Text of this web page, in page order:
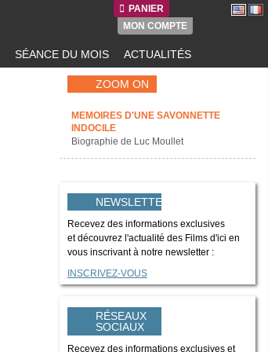
PANIER
MON COMPTE
SÉANCE DU MOIS ACTUALITÉS
ZOOM ON
MEMOIRES D'UNE SAVONNETTE
INDOCILE
Biographie de Luc Moullet
NEWSLETTER
Recevez des informations exclusives
et découvrez l'actualité des Films d'ici en
vous inscrivant à notre newsletter :
INSCRIVEZ-VOUS
RÉSEAUX
SOCIAUX
Recevez des informations exclusives et